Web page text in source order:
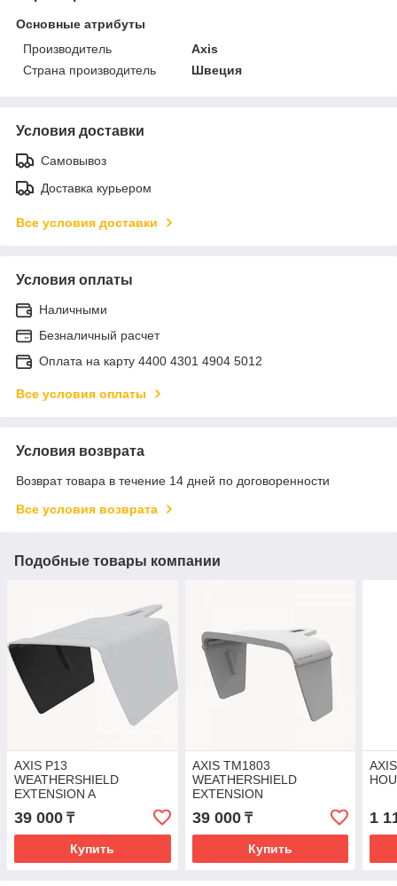
Основные атрибуты
Производитель
Axis
Страна производитель
Швеция
Условия доставки
Самовывоз
Доставка курьером
Все условия доставки
Условия оплаты
Наличными
Безналичный расчет
Оплата на карту 4400 4301 4904 5012
Все условия оплаты
Условия возврата
Возврат товара в течение 14 дней по договоренности
Все условия возврата
Подобные товары компании
AXIS P13
WEATHERSHIELD
EXTENSION A
39 000 ₸
Купить
AXIS TM1803
WEATHERSHIELD
EXTENSION
39 000₸
Купить
1